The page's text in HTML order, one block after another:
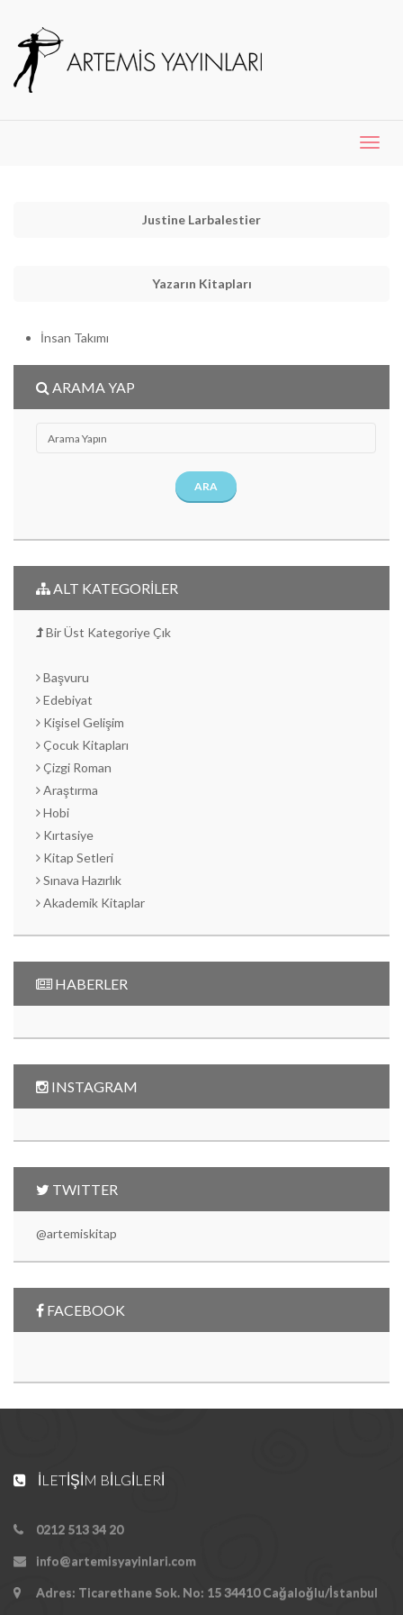
Justine Larbalestier
Yazarın Kitapları
İnsan Takımı
ARAMA YAP
ARA
ALT KATEGORİLER
Bir Üst Kategoriye Çık
Başvuru
Edebiyat
Kişisel Gelişim
Çocuk Kitapları
Çizgi Roman
Araştırma
Hobi
Kırtasiye
Kitap Setleri
Sınava Hazırlık
Akademik Kitaplar
HABERLER
INSTAGRAM
TWITTER
@artemiskitap
FACEBOOK
İLETIŞIM BILGILERI
0212 513 34 20
info@artemisyayinlari.com
Adres: Ticarethane Sok. No: 15 34410 Cağaloğlu/İstanbul